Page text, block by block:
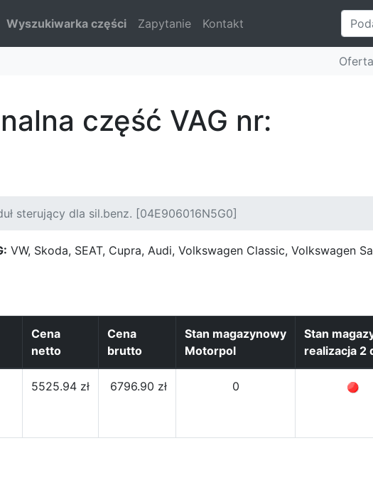
Wyszukiwarka części Zapytanie Kontakt
część VAG nr:
sterujący dla sil.benz. [04E906016N5G0]
VW, Skoda, SEAT, Cupra, Audi, Volkswagen Classic, Volkswagen
Cena
netto
Cena
brutto
Stan magazynowy
Motorpol
Stan
realizacja 2
5525.94 zł 6796.90 zł 0